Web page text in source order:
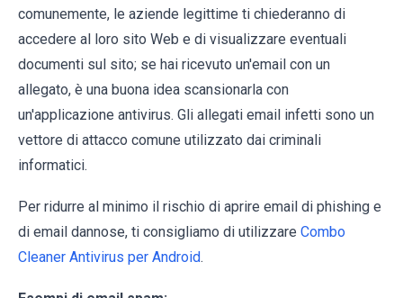
comunemente, le aziende legittime ti chiederanno di
accedere al loro sito Web e di visualizzare eventuali
documenti sul sito; se hai ricevuto un'email con un
allegato, è una buona idea scansionarla con
un'applicazione antivirus. Gli allegati email infetti sono un
vettore di attacco comune utilizzato dai criminali
informatici.
Per ridurre al minimo il rischio di aprire email di phishing e
di email dannose, ti consigliamo di utilizzare Combo
Cleaner Antivirus per Android.